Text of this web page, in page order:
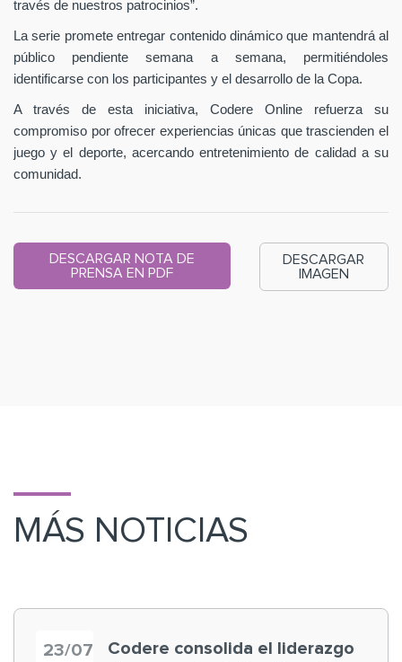
través de nuestros patrocinios”.
La serie promete entregar contenido dinámico que mantendrá al
público pendiente semana a semana, permitiéndoles
identificarse con los participantes y el desarrollo de la Copa.
A través de esta iniciativa, Codere Online refuerza su
compromiso por ofrecer experiencias únicas que trascienden el
juego y el deporte, acercando entretenimiento de calidad a su
comunidad.
DESCARGAR NOTA DE
PRENSA EN PDF
DESCARGAR
IMAGEN
MÁS NOTICIAS
23/07
Codere consolida el liderazgo